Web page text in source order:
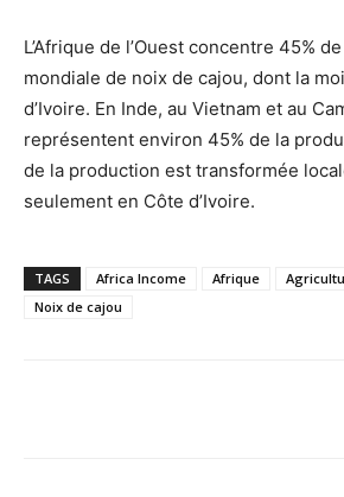
L’Afrique de l’Ouest concentre 45%
mondiale de noix de cajou, dont la
d’Ivoire. En Inde, au Vietnam et au
représentent environ 45% de la
de la production est transformée
seulement en Côte d’Ivoire.
TAGS Africa Income Afrique
Noix de cajou